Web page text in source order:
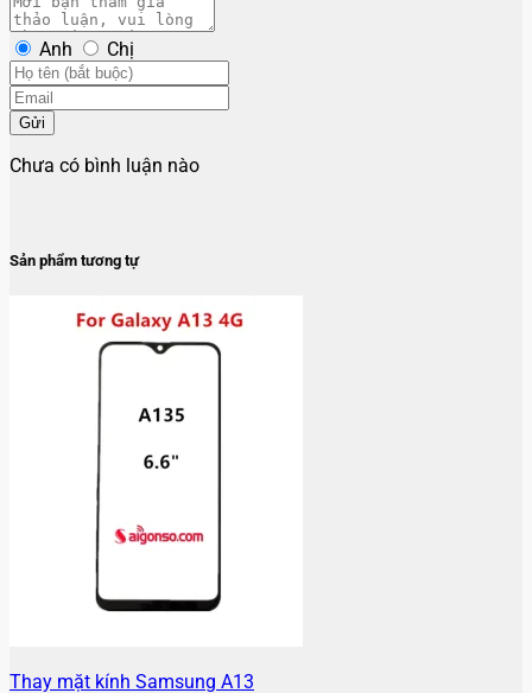
Anh Chị
Gửi
Chưa có bình luận nào
Sản phẩm tương tự
Thay mặt kính Samsung A13